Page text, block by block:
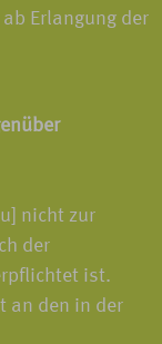
Erlangung der
nicht zur
der
ist.
an den in der